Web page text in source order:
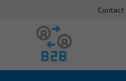
Contact